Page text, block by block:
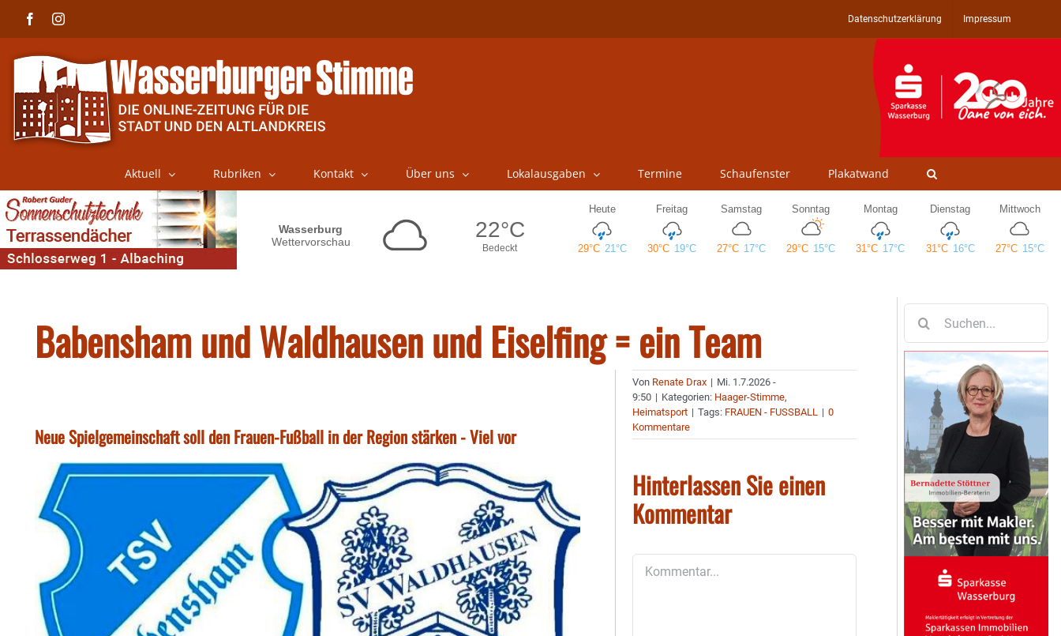
FacebookInstagram Datenschutzerklärung Impressum
Aktuell Rubriken Kontakt Über uns Lokalausgaben Termine Schaufenster Plakatwand
Babensham und Waldhausen und Eiselfing = ein Team
Neue Spielgemeinschaft soll den Frauen-Fußball in der Region stärken - Viel vor
Von Renate Drax | Mi. 1.7.2026 -
9:50 | Kategorien: Haager-Stimme,
Heimatsport | Tags: FRAUEN - FUSSBALL | 0
Kommentare
Hinterlassen Sie einen
Kommentar
nach: